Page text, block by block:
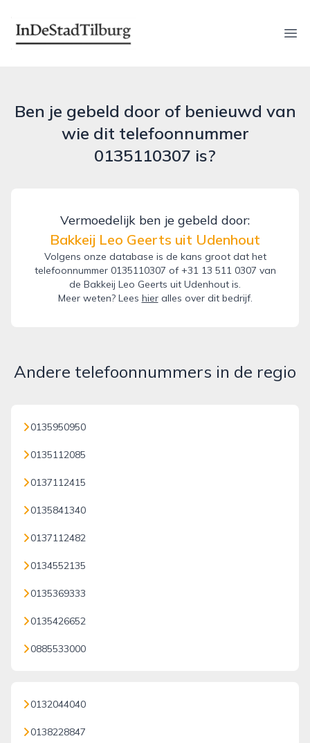
indestadtilburg.nl
Ben je gebeld door of benieuwd van
wie dit telefoonnummer
0135110307 is?
Vermoedelijk ben je gebeld door:
Bakkeij Leo Geerts uit Udenhout
Volgens onze database is de kans groot dat het
telefoonnummer 0135110307 of +31 13 511 0307 van
de Bakkeij Leo Geerts uit Udenhout is.
Meer weten? Lees hieralles over dit bedrijf.
Andere telefoonnummers in de regio
0135950950
0135112085
0137112415
0135841340
0137112482
0134552135
0135369333
0135426652
0885533000
0132044040
0138228847